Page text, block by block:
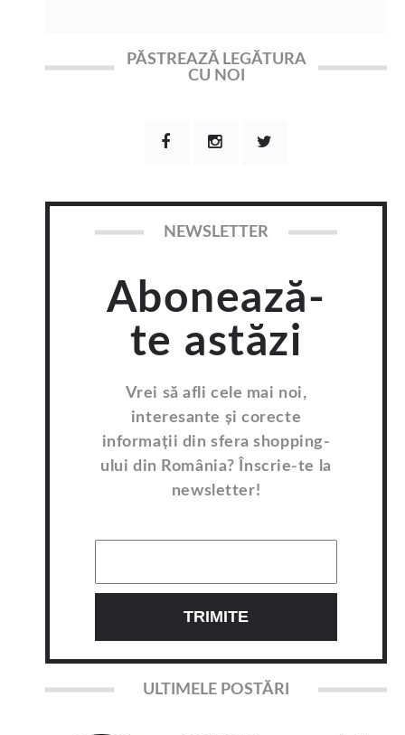
PĂSTREAZĂ LEGĂTURA
CU NOI
NEWSLETTER
Abonează-
te astăzi
Vrei să afli cele mai noi,
interesante și corecte
informații din sfera shopping-
ului din România? Înscrie-te la
newsletter!
ULTIMELE POSTĂRI